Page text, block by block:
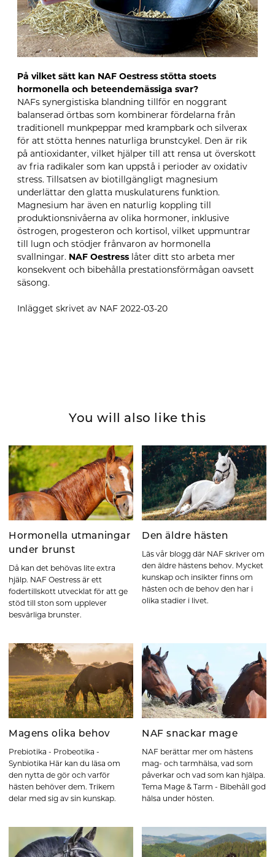
På vilket sätt kan NAF Oestress stötta stoets
hormonella och beteendemässiga svar?
NAFs synergistiska blandning tillför en noggrant
balanserad örtbas som kombinerar fördelarna från
traditionell munkpeppar med krampbark och silverax
för att stötta hennes naturliga brunstcykel. Den är rik
på antioxidanter, vilket hjälper till att rensa ut överskott
av fria radikaler som kan uppstå i perioder av oxidativ
stress. Tillsatsen av biotillgängligt magnesium
underlättar den glatta muskulaturens funktion.
Magnesium har även en naturlig koppling till
produktionsnivåerna av olika hormoner, inklusive
östrogen, progesteron och kortisol, vilket uppmuntrar
till lugn och stödjer frånvaron av hormonella
svallningar. NAF Oestress låter ditt sto arbeta mer
konsekvent och bibehålla prestationsförmågan oavsett
säsong.
Inlägget skrivet av NAF 2022-03-20
You will also like this
Hormonella utmaningar
under brunst
Då kan det behövas lite extra
hjälp. NAF Oestress är ett
fodertillskott utvecklat för att ge
stöd till ston som upplever
besvärliga brunster.
Den äldre hästen
Läs vår blogg där NAF skriver om
den äldre hästens behov. Mycket
kunskap och insikter finns om
hästen och de behov den har i
olika stadier i livet.
Magens olika behov
Prebiotika - Probeotika -
Synbiotika Här kan du läsa om
den nytta de gör och varför
hästen behöver dem. Trikem
delar med sig av sin kunskap.
NAF snackar mage
NAF berättar mer om hästens
mag- och tarmhälsa, vad som
påverkar och vad som kan hjälpa.
Tema Mage & Tarm - Bibehåll god
hälsa under hösten.